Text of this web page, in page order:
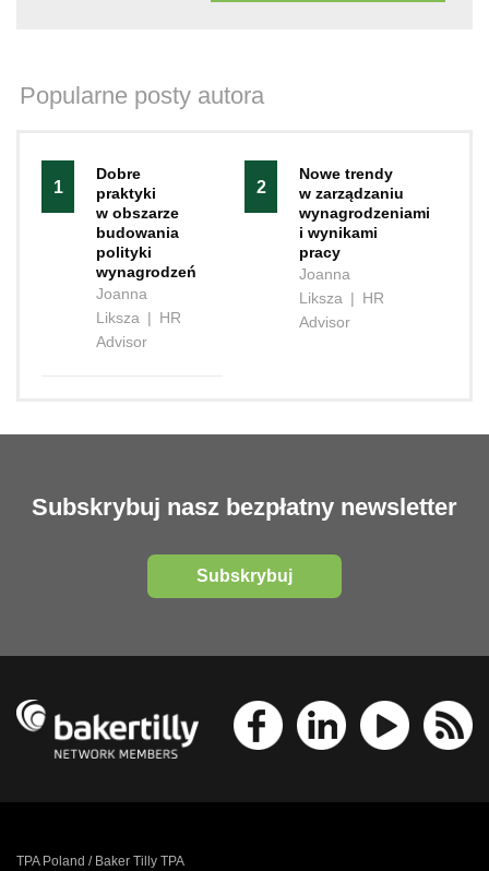
Popularne posty autora
1
Dobre
praktyki
w obszarze
budowania
polityki
wynagrodzeń
Joanna
Liksza | HR
Advisor
2
Nowe trendy
w zarządzaniu
wynagrodzeniami
i wynikami
pracy
Joanna
Liksza | HR
Advisor
Subskrybuj nasz bezpłatny newsletter
Subskrybuj
TPA Poland / Baker Tilly TPA